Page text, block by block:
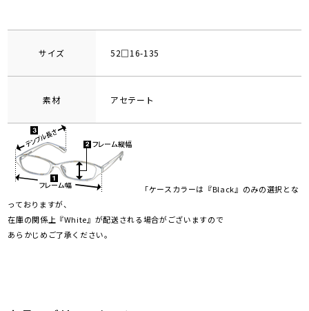
サイズ 52□16-135
素材 アセテート
「ケースカラーは『Black』のみの選択とな
っておりますが、
在庫の関係上『White』が配送される場合がございますので
あらかじめご了承ください。